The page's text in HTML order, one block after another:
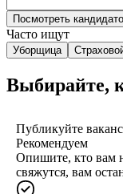
Посмотреть
Часто ищут
Уборщица
Выбирайте,
Публикуйте
Рекомендуем
Опишите, кто вам
свяжутся, вам